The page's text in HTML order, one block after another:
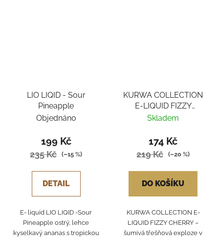
LIO LIQID - Sour
Pineapple
Objednáno
199 Kč
235 Kč (–15 %)
DETAIL
E- liquid LIO LIQID -Sour
Pineapple ostrý, lehce
kyselkavý ananas s tropickou
KURWA COLLECTION
E-LIQUID FIZZY
CHERRY
Skladem
174 Kč
219 Kč (–20 %)
DO KOŠÍKU
KURWA COLLECTION E-
LIQUID FIZZY CHERRY –
šumivá třešňová exploze v